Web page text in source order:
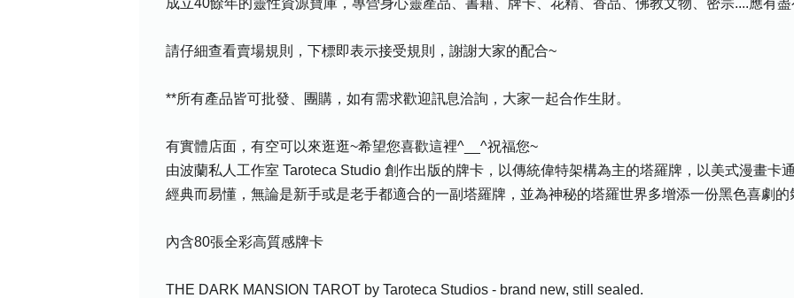
請仔細查看賣場規則，下標即表示接受規則，謝謝大家的配合~
**所有產品皆可批發、團購，如有需求歡迎訊息洽詢，大家一起合作生財。
有實體店面，有空可以來逛逛~希望您喜歡這裡^__^祝福您~
由波蘭私人工作室 Taroteca Studio 創作出版的牌卡，以傳統偉特架構為主的塔羅牌，以美式漫畫卡
經典而易懂，無論是新手或是老手都適合的一副塔羅牌，並為神秘的塔羅世界多增添一份黑色喜劇的
內含80張全彩高質感牌卡
THE DARK MANSION TAROT by Taroteca Studios - brand new, still sealed.